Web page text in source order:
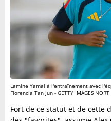
Lamine Yamal à l'entraînement avec
Florencia Tan Jun - GETTY IMAGES
Fort de ce statut et de cette